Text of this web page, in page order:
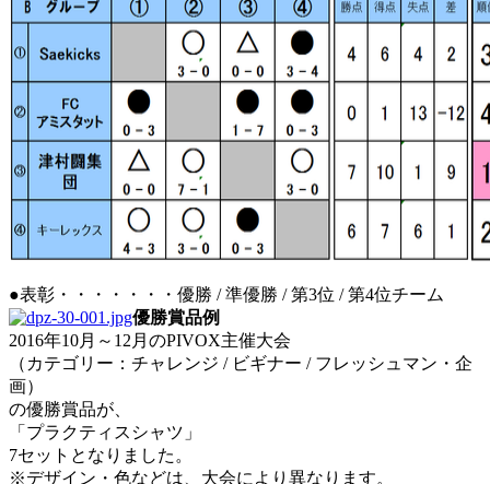
●表彰・・・・・・・優勝 / 準優勝 / 第3位 / 第4位チーム
優勝賞品例
2016年10月～12月のPIVOX主催大会
（カテゴリー：チャレンジ / ビギナー / フレッシュマン・企
画）
の優勝賞品が、
「プラクティスシャツ」
7セットとなりました。
※デザイン・色などは、大会により異なります。